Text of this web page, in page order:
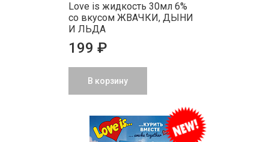
Love is жидкость 30мл 6%
со вкусом ЖВАЧКИ, ДЫНИ
И ЛЬДА
199 ₽
В корзину